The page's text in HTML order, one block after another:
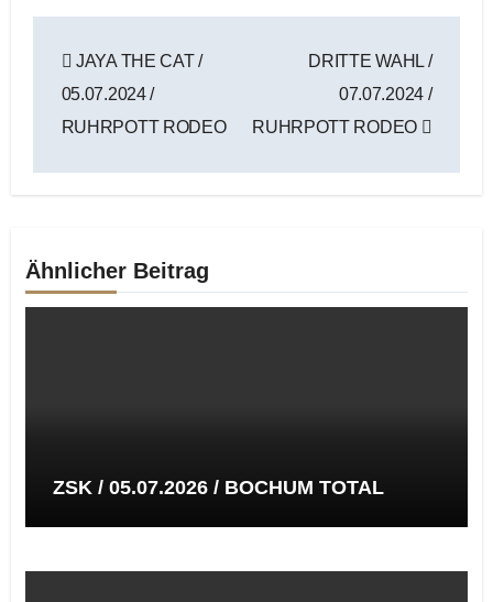
JAYA THE CAT /
05.07.2024 /
RUHRPOTT RODEO
DRITTE WAHL /
07.07.2024 /
RUHRPOTT RODEO
Ähnlicher Beitrag
ZSK / 05.07.2026 / BOCHUM TOTAL